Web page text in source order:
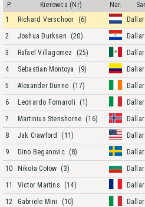
P. Kierowca (Nr) Nar.
1
Richard Verschoor (6)
2
Joshua Durksen (20)
3
Rafael Villagomez (25)
4
Sebastian Montoya (9)
5
Alexander Dunne (17)
6
Leonardo Fornaroli (1)
7
Martinius Stenshorne (16)
8
Jak Crawford (11)
9
Dino Beganovic (8)
10
Nikoła Cołow (3)
11
Victor Martins (14)
12
Gabriele Mini (10)